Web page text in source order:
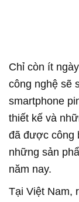
Chỉ còn ít
công nghệ sẽ
smartphone
thiết kế và
đã được công
những sản
năm nay.
Tại Việt Nam,